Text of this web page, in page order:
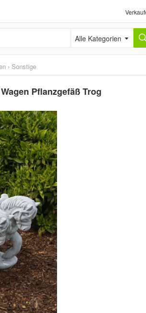
Alle Kategorien
› Sonstige
Pflanzgefäß Trog